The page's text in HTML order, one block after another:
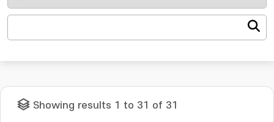
Showing results 1 to 31 of 31